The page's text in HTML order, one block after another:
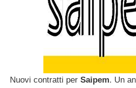
Nuovi contratti per Saipem. Un